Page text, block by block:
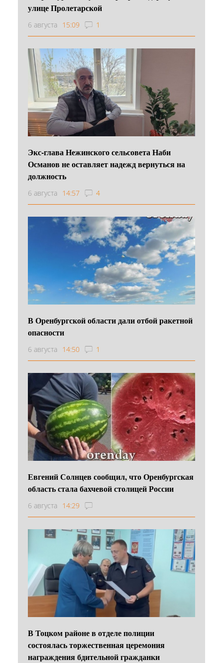
улице Пролетарской
6 августа 15:09 1
Экс-глава Нежинского сельсовета Наби
Османов не оставляет надежд вернуться на
должность
6 августа 14:57 4
В Оренбургской области дали отбой ракетной
опасности
6 августа 14:50 1
Евгений Солнцев сообщил, что Оренбургская
область стала бахчевой столицей России
6 августа 14:29
В Тоцком районе в отделе полиции
состоялась торжественная церемония
награждения бдительной гражданки